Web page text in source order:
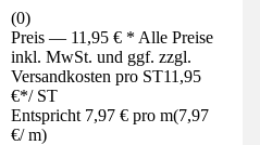
(0)
Preis — 11,95 € * Alle Preise
inkl. MwSt. und ggf. zzgl.
Versandkosten pro ST11,95
€*/ ST
Entspricht 7,97 € pro m(7,97
€/ m)